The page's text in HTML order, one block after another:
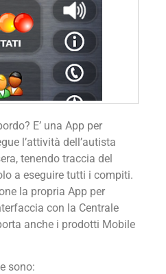
E’ una App per
l’attività dell’autista
tenendo traccia del
a eseguire tutti i compiti.
la propria App per
con la Centrale
anche i prodotti Mobile
sono: